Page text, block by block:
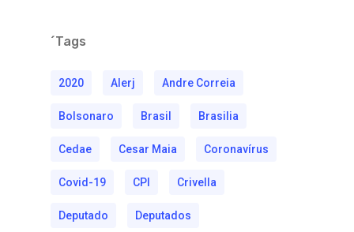
´Tags
2020 Alerj Andre Correia
Bolsonaro Brasil Brasilia
Cedae Cesar Maia Coronavírus
Covid-19 CPI Crivella
Deputado Deputados